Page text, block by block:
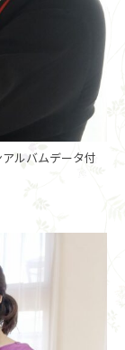
ルバムデータ付